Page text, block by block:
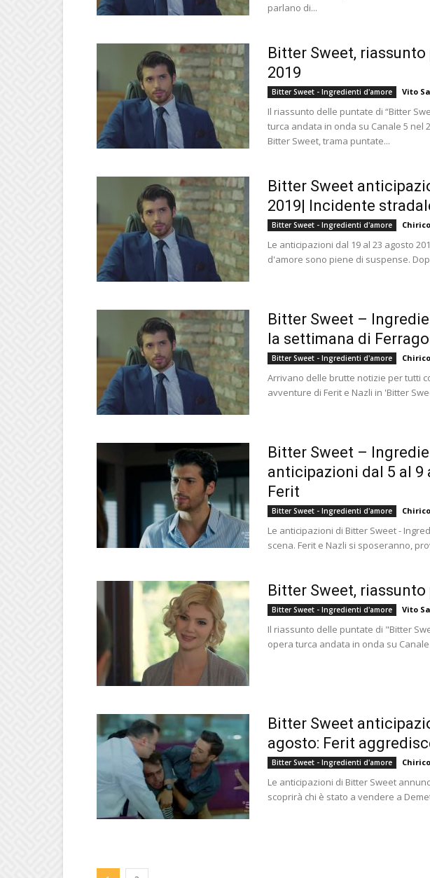
parlano di...
Bitter Sweet,
2019
Bitter Sweet - Ingredienti d'amore Vito
Il riassunto delle puntate di “Bitter
turca andata in onda su Canale 5 nel
Bitter Sweet, trama puntate...
Bitter Sweet
2019| Incidente
Bitter Sweet - Ingredienti d'amore Chirico
Le anticipazioni dal 19 al 23 agosto
d'amore sono piene di suspense.
Bitter Sweet –
la settimana di
Bitter Sweet - Ingredienti d'amore Chirico
Arrivano delle brutte notizie per tutti
avventure di Ferit e Nazli in 'Bitter
Bitter Sweet –
anticipazioni dal 5 al 9
Ferit
Bitter Sweet - Ingredienti d'amore Chirico
Le anticipazioni di Bitter Sweet -
scena. Ferit e Nazli si sposeranno,
Bitter Sweet,
Bitter Sweet - Ingredienti d'amore Vito
Il riassunto delle puntate di "Bitter
opera turca andata in onda su Canale
Bitter Sweet
agosto: Ferit
Bitter Sweet - Ingredienti d'amore Chirico
Le anticipazioni di Bitter Sweet
scoprirà chi è stato a vendere a